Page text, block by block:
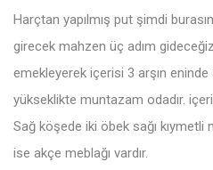
Harçtan yapılmış put şimdi
girecek mahzen üç adım
emekleyerek içerisi 3 arşın eninde
yükseklikte muntazam odadır.
Sağ köşede iki öbek sağı
ise akçe meblağı vardır.